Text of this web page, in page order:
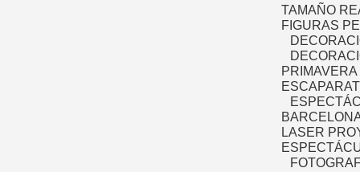
TAMAÑO
FIGURAS
PRIMAVERA
LASER